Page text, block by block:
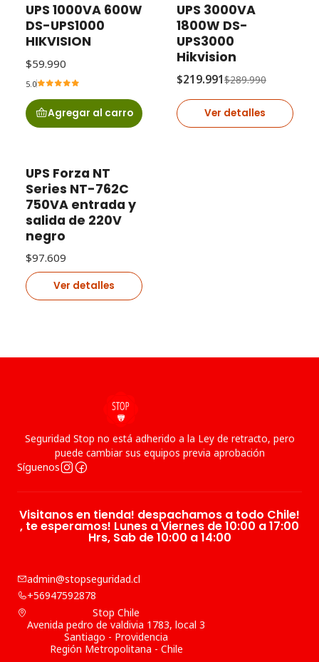
UPS 1000VA 600W
DS-UPS1000
HIKVISION
$59.990
5.0
Agregar al carro
-24% OFF
Agotado
UPS 3000VA
1800W DS-
UPS3000
Hikvision
$219.991$289.990
Ver detalles
Agotado
UPS Forza NT
Series NT-762C
750VA entrada y
salida de 220V
negro
$97.609
Ver detalles
Seguridad Stop no está adherido a la Ley de retracto, pero
puede cambiar sus equipos previa aprobación
Síguenos
Visitanos en tienda! despachamos a todo Chile!
, te esperamos! Lunes a Viernes de 10:00 a 17:00
Hrs, Sab de 10:00 a 14:00
admin@stopseguridad.cl
+56947592878
Stop Chile
Avenida pedro de valdivia 1783, local 3
Santiago - Providencia
Región Metropolitana - Chile